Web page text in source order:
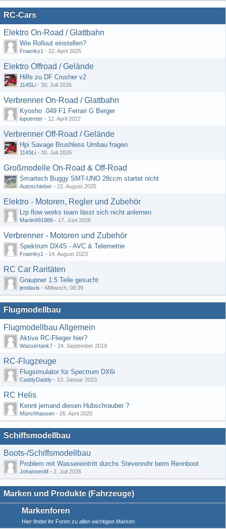
RC-Cars
Elektro On-Road / Glattbahn
Wie Rollout einstellen?
Fraenky1 - 22. April 2025
Elektro Offroad / Gelände
Hilfe zu DF Crusher v2
114SLi - 30. Juli 2026
Verbrenner On-Road / Glattbahn
Kyosho .049 F1 Ferrari G Berger
lupotreter - 12. April 2022
Verbrenner Off-Road / Gelände
Hpi Savage Brushless Umbau fragen
114SLi - 30. Juli 2026
Großmodelle On-Road & Off-Road
Smartech Buggy SMT-UNO 28ccm startet nicht
Autoschieber - 22. August 2025
Elektro - Motoren, Regler und Zubehör
Lrp flow works team lässt sich nicht anlernen
Martin991986 - 17. Juni 2026
Verbrenner - Motoren und Zubehör
Spektrum DX4S - AVC & Telemetrie
Fraenky1 - 14. August 2023
RC Car Raritäten
Graupner 1:5 Teile gesucht
jendavis - Mittwoch, 08:39
Flugmodellbau
Flugmodellbau Allgemein
Aktive RC-Flieger hier?
Wassertank7 - 24. September 2019
RC-Flugzeuge
Flugsimulator für Spectrum DX6i
CaddyDaddy - 13. Januar 2023
RC Helis
Kennt jemand diesen Hubschrauber ?
Münchhausen - 26. April 2020
Schiffsmodellbau
Boots-/Schiffsmodellbau
Problem mit Wassereintritt durchs Stevenrohr beim Rennboot
JohannesM - 2. Juli 2026
Marken und Produkte (Fahrzeuge)
Markenforen
Hier findet ihr Foren zu allen wichtigen Marken